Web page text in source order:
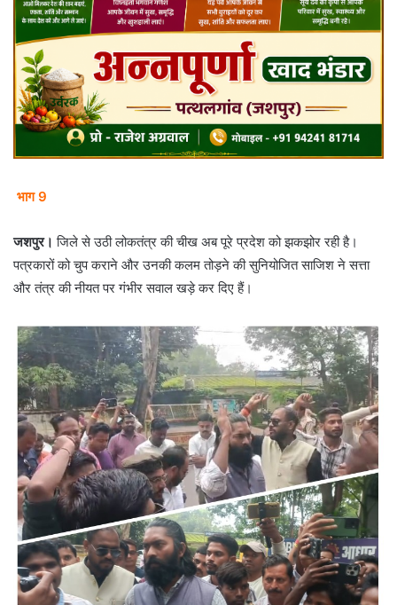
भाग 9
जशपुर।जिले से उठी लोकतंत्र की चीख अब पूरे प्रदेश को झकझोर रही है।
पत्रकारों को चुप कराने और उनकी कलम तोड़ने की सुनियोजित साजिश ने सत्ता
और तंत्र की नीयत पर गंभीर सवाल खड़े कर दिए हैं।